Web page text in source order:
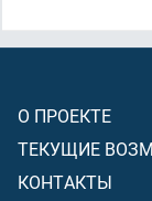
О ПРОЕКТЕ
ТЕКУЩИЕ
КОНТАКТЫ